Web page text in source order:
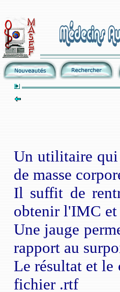
Un utilitaire qui
de masse
Il suffit de
obtenir l'IMC et
Une jauge
rapport au
Le résultat et le
fichier .rtf